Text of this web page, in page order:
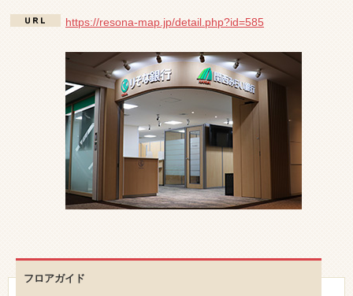
https://resona-map.jp/detail.php?id=585
フロアガイド